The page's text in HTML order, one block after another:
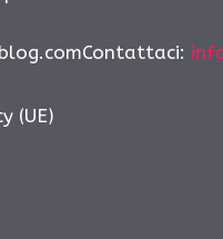
(UE)